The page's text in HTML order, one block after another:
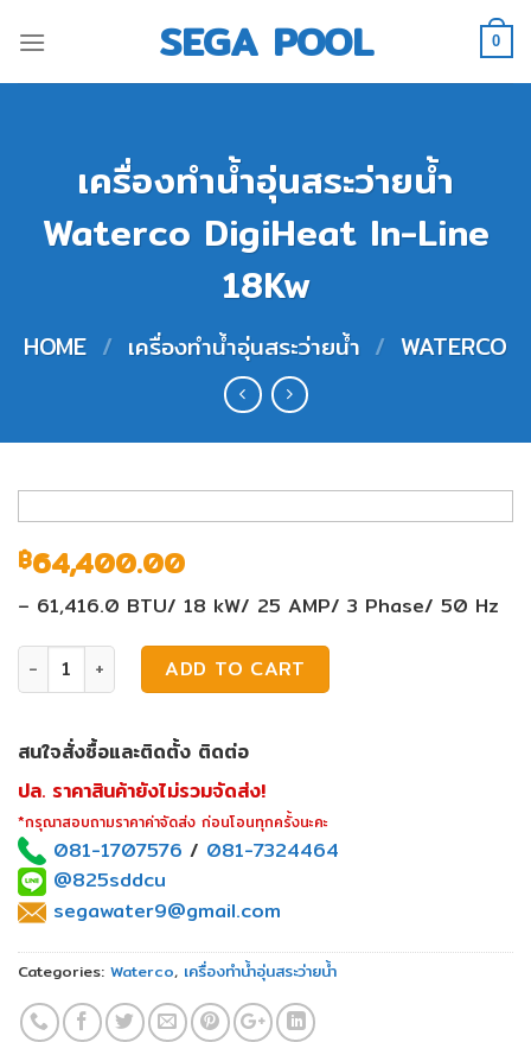
to
SEGA POOL 0
เครื่องทำน้ำอุ่นสระว่ายน้ำ
Waterco DigiHeat In-Line
18Kw
HOME / เครื่องทำน้ำอุ่นสระว่ายน้ำ / WATERCO
฿64,400.00
– 61,416.0 BTU/ 18 kW/ 25 AMP/ 3 Phase/ 50 Hz
เครื่องทำน้ำอุ่นสระว่ายน้ำ Waterco DigiHeat In-Line 18Kw
ADD TO CART
สนใจสั่งซื้อและติดตั้ง ติดต่อ
ปล. ราคาสินค้ายังไม่รวมจัดส่ง!
*กรุณาสอบถามราคาค่าจัดส่ง ก่อนโอนทุกครั้งนะคะ
081-1707576 / 081-7324464
@825sddcu
segawater9@gmail.com
Categories: Waterco, เครื่องทำน้ำอุ่นสระว่ายน้ำ